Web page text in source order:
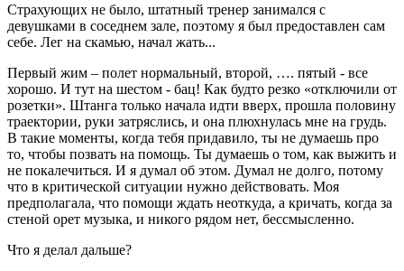
Страхующих не было, штатный тренер занимался с
девушками в соседнем зале, поэтому я был предоставлен сам
себе. Лег на скамью, начал жать...
Первый жим – полет нормальный, второй, …. пятый - все
хорошо. И тут на шестом - бац! Как будто резко «отключили от
розетки». Штанга только начала идти вверх, прошла половину
траектории, руки затряслись, и она плюхнулась мне на грудь.
В такие моменты, когда тебя придавило, ты не думаешь про
то, чтобы позвать на помощь. Ты думаешь о том, как выжить и
не покалечиться. И я думал об этом. Думал не долго, потому
что в критической ситуации нужно действовать. Моя
предполагала, что помощи ждать неоткуда, а кричать, когда за
стеной орет музыка, и никого рядом нет, бессмысленно.
Что я делал дальше?